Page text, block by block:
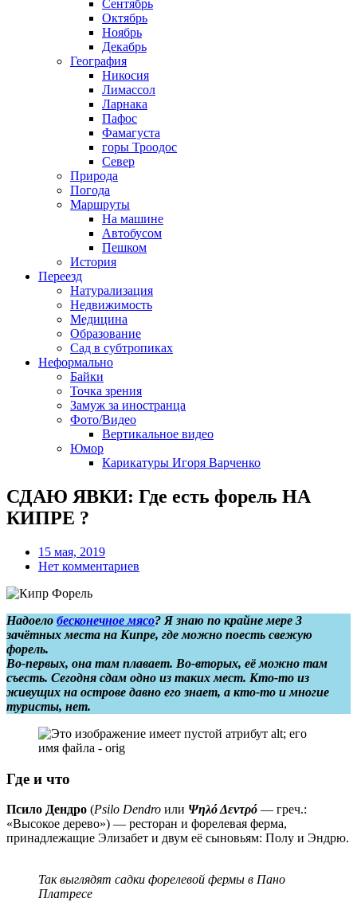
Сентябрь
Октябрь
Ноябрь
Декабрь
География
Никосия
Лимассол
Ларнака
Пафос
Фамагуста
горы Троодос
Север
Природа
Погода
Маршруты
На машине
Автобусом
Пешком
История
Переезд
Натурализация
Недвижимость
Медицина
Образование
Сад в субтропиках
Неформально
Байки
Точка зрения
Замуж за иностранца
Фото/Видео
Вертикальное видео
Юмор
Карикатуры Игоря Варченко
СДАЮ ЯВКИ: Где есть форель НА
КИПРЕ ?
15 мая, 2019
Нет комментариев
Надоело бесконечное мясо? Я знаю по крайне мере 3
зачётных места на Кипре, где можно поесть свежую
форель.
Во-первых, она там плавает. Во-вторых, её можно там
съесть. Сегодня сдам одно из таких мест. Кто-то из
живущих на острове давно его знает, а кто-то и многие
туристы, нет.
Где и что
Псило Дендро (Psilo Dendro или Ψηλό Δεντρό — греч.:
«Высокое дерево») — ресторан и форелевая ферма,
принадлежащие Элизабет и двум её сыновьям: Полу и Эндрю.
Так выглядят садки форелевой фермы в Пано
Платресе